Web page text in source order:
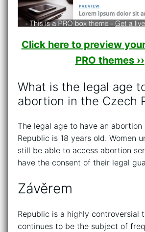
Click here to preview
PRO themes ››
What is the legal age
abortion in the Czech
The legal age to have an abortion
Republic is 18 years old. Women
still be able to access abortion
have the consent of their legal
Závěrem
Republic is a highly controversial
continues to be the subject of